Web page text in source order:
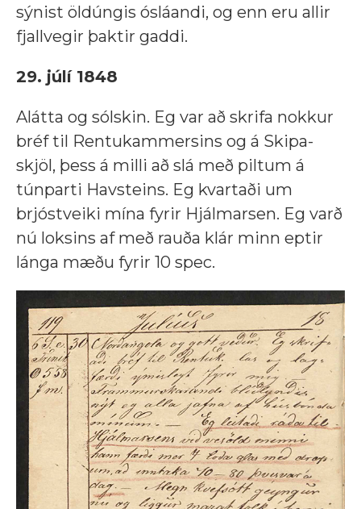
sýnist öldúngis ósláandi, og enn eru allir
fjallvegir þaktir gaddi.
29. júlí 1848
Alátta og sólskin. Eg var að skrifa nokkur
bréf til Rentukammersins og á Skipa-
skjöl, þess á milli að slá með piltum á
túnparti Havsteins. Eg kvartaði um
brjóstveiki mína fyrir Hjálmarsen. Eg varð
nú loksins af með rauða klár minn eptir
lánga mæðu fyrir 10 spec.